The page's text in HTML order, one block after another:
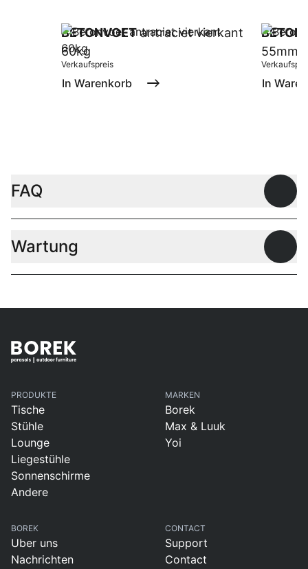
BETONVOETantraciet vierkant
60kg
Verkaufspreis
In Warenkorb
55mm
In
FAQ
Wartung
PRODUKTE
Tische
Stühle
Lounge
Liegestühle
Sonnenschirme
Andere
MARKEN
Borek
Max & Luuk
Yoi
BOREK
Uber uns
Nachrichten
CONTACT
Support
Contact